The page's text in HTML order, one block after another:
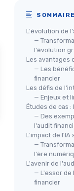
SOMMAIRE
L'évolution de
—
l'évolution
Les avantages
— Les
financier
Les défis de
— Enjeux et
Études de cas
— Des
l'audit
L'impact de l'IA
—
l'ère
L'avenir de
— L'essor de
financier